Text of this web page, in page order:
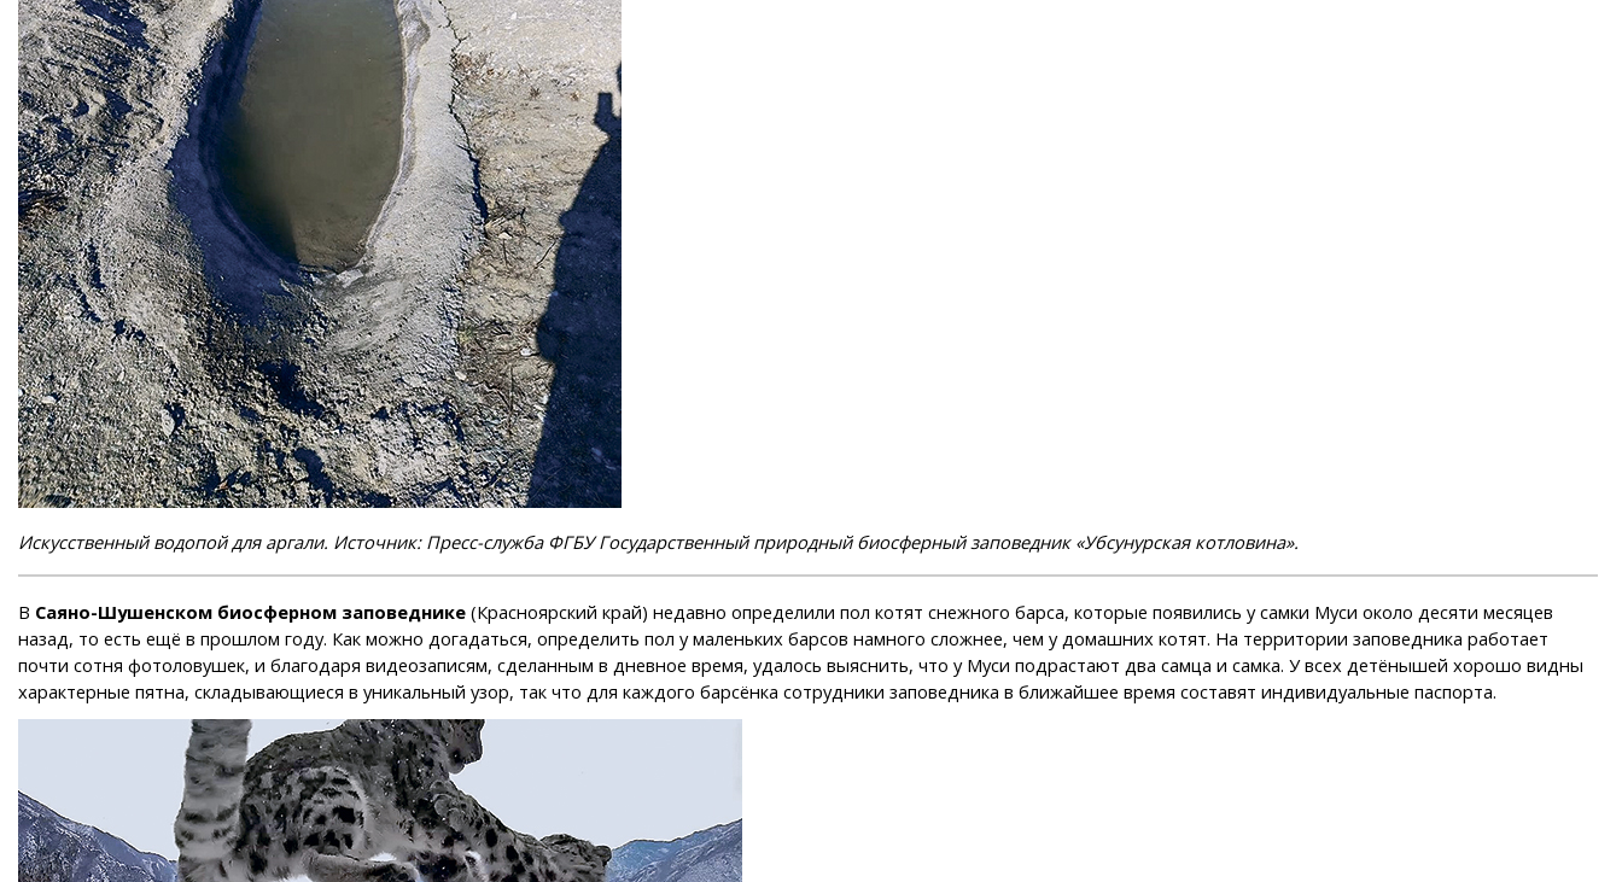
Искусственный водопой для аргали. Источник: Пресс-служба ФГБУ Государственный природный биосферный заповедник «Убсунурская котловина».
В Саяно-Шушенском биосферном заповеднике (Красноярский край) недавно определили пол котят снежного барса, которые появились у самки Муси около десяти месяцев
назад, то есть ещё в прошлом году. Как можно догадаться, определить пол у маленьких барсов намного сложнее, чем у домашних котят. На территории заповедника работает
почти сотня фотоловушек, и благодаря видеозаписям, сделанным в дневное время, удалось выяснить, что у Муси подрастают два самца и самка. У всех детёнышей хорошо видны
характерные пятна, складывающиеся в уникальный узор, так что для каждого барсёнка сотрудники заповедника в ближайшее время составят индивидуальные паспорта.